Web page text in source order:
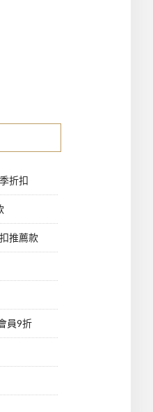
折扣
推薦款
員9折